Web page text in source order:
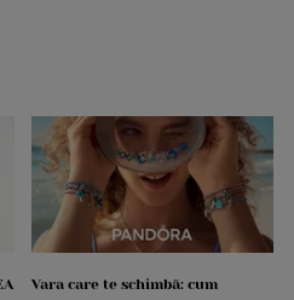
Vara care te schimbă: cum